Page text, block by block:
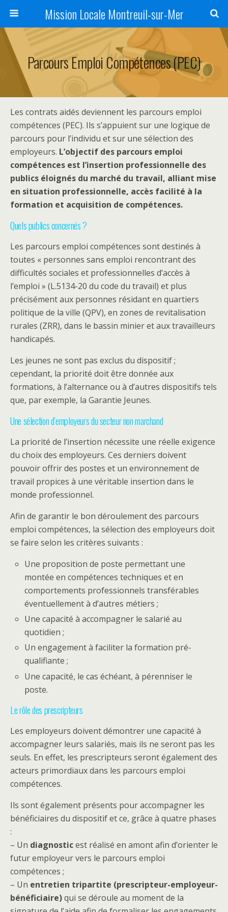
Mission Locale Montreuil-sur-Mer
Parcours Emploi Compétences (PEC)
Les contrats aidés deviennent les parcours emploi
compétences (PEC). Ils s’appuient sur une logique de
parcours pour l’individu et sur une sélection des
employeurs. L’objectif des parcours emploi
compétences est l’insertion professionnelle des
publics éloignés du marché du travail, alliant mise
en situation professionnelle, accès facilité à la
formation et acquisition de compétences.
Quels publics concernés ?
Les parcours emploi compétences sont destinés à
toutes « personnes sans emploi rencontrant des
difficultés sociales et professionnelles d’accès à
l’emploi » (L.5134-20 du code du travail) et plus
précisément aux personnes résidant en quartiers
politique de la ville (QPV), en zones de revitalisation
rurales (ZRR), dans le bassin minier et aux travailleurs
handicapés.
Les jeunes ne sont pas exclus du dispositif ;
cependant, la priorité doit être donnée aux
formations, à l’alternance ou à d’autres dispositifs tels
que, par exemple, la Garantie Jeunes.
Une sélection d’employeurs du secteur non marchand
La priorité de l’insertion nécessite une réelle exigence
du choix des employeurs. Ces derniers doivent
pouvoir offrir des postes et un environnement de
travail propices à une véritable insertion dans le
monde professionnel.
Afin de garantir le bon déroulement des parcours
emploi compétences, la sélection des employeurs doit
se faire selon les critères suivants :
Une proposition de poste permettant une
montée en compétences techniques et en
comportements professionnels transférables
éventuellement à d’autres métiers ;
Une capacité à accompagner le salarié au
quotidien ;
Un engagement à faciliter la formation pré-
qualifiante ;
Une capacité, le cas échéant, à pérenniser le
poste.
Le rôle des prescripteurs
Les employeurs doivent démontrer une capacité à
accompagner leurs salariés, mais ils ne seront pas les
seuls. En effet, les prescripteurs seront également des
acteurs primordiaux dans les parcours emploi
compétences.
Ils sont également présents pour accompagner les
bénéficiaires du dispositif et ce, grâce à quatre phases
:
– Un diagnosticest réalisé en amont afin d’orienter le
futur employeur vers le parcours emploi
compétences ;
– Un entretien tripartite (prescripteur-employeur-
bénéficiaire)qui se déroule au moment de la